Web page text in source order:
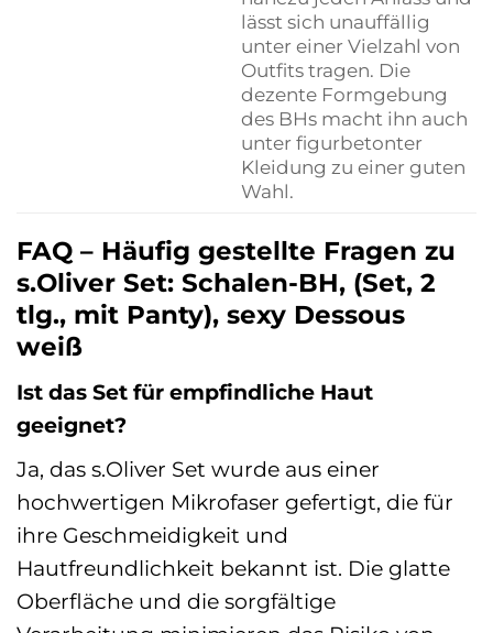
lässt sich unauffällig
unter einer Vielzahl von
Outfits tragen. Die
dezente Formgebung
des BHs macht ihn auch
unter figurbetonter
Kleidung zu einer guten
Wahl.
FAQ – Häufig gestellte Fragen zu
s.Oliver Set: Schalen-BH, (Set, 2
tlg., mit Panty), sexy Dessous
weiß
Ist das Set für empfindliche Haut
geeignet?
Ja, das s.Oliver Set wurde aus einer
hochwertigen Mikrofaser gefertigt, die für
ihre Geschmeidigkeit und
Hautfreundlichkeit bekannt ist. Die glatte
Oberfläche und die sorgfältige